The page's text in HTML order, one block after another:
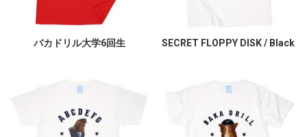
バカドリル大学6回生 SECRET FLOPPY DISK / Black